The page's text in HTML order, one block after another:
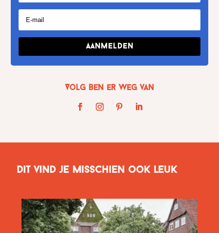
Aanmelden
Volg Ben er weg van
Dit vind je misschien ook leuk